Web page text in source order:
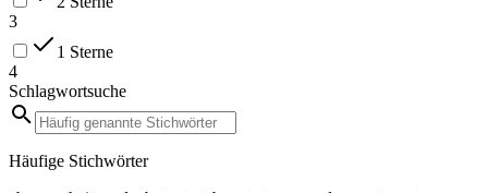
3
1 Sterne
4
Schlagwortsuche
Häufige Stichwörter